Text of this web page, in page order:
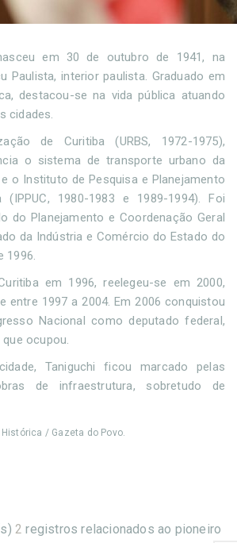
em 30 de outubro de 1941, na
Paulista, interior paulista. Graduado em
destacou-se na vida pública atuando
cidades.
de Curitiba (URBS, 1972-1975),
o sistema de transporte urbano da
o Instituto de Pesquisa e Planejamento
(IPPUC, 1980-1983 e 1989-1994). Foi
do Planejamento e Coordenação Geral
da Indústria e Comércio do Estado do
1996.
em 1996, reelegeu-se em 2000,
entre 1997 a 2004. Em 2006 conquistou
Nacional como deputado federal,
ocupou.
Taniguchi ficou marcado pelas
de infraestrutura, sobretudo de
/ Gazeta do Povo.
2 registros relacionados ao pioneiro